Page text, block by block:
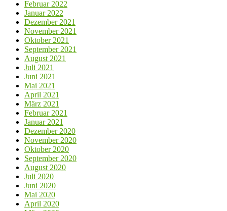
Februar 2022
Januar 2022
Dezember 2021
November 2021
Oktober 2021
September 2021
August 2021
Juli 2021
Juni 2021
Mai 2021
April 2021
März 2021
Februar 2021
Januar 2021
Dezember 2020
November 2020
Oktober 2020
September 2020
August 2020
Juli 2020
Juni 2020
Mai 2020
April 2020